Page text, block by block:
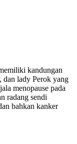
kandungan
dan lady Perok yang
menopause pada
radang sendi
bahkan kanker